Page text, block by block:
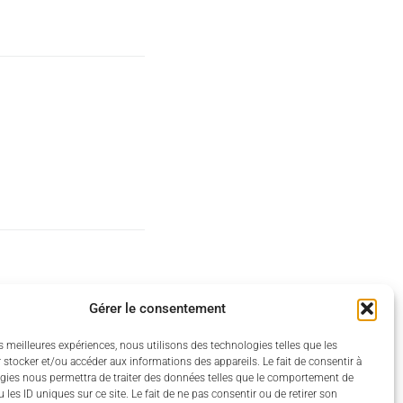
Gérer le consentement
meilleures expériences, nous utilisons des technologies telles que les
et/ou accéder aux informations des appareils. Le fait de consentir à
nous permettra de traiter des données telles que le comportement de
les ID uniques sur ce site. Le fait de ne pas consentir ou de retirer son